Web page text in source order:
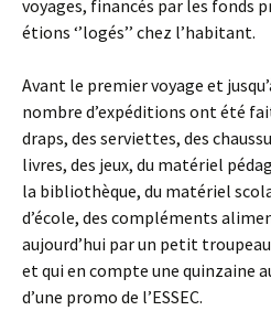
voyages, financés par les fonds
étions ‘’logés’’ chez l’habitant.
Avant le premier voyage et
nombre d’expéditions ont été
draps, des serviettes, des
livres, des jeux, du matériel
la bibliothèque, du matériel
d’école, des compléments
aujourd’hui par un petit
et qui en compte une quinzaine
d’une promo de l’ESSEC.